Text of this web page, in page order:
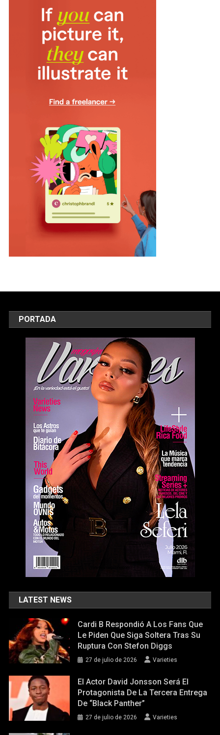
PORTADA
LATEST NEWS
Cardi B Respondió A Los Fans Que
Le Piden Que Siga Soltera Tras Su
Ruptura Con Stefon Diggs
27 de julio de 2026 Varieties
El Actor David Jonsson Será El
Protagonista De La Tercera Entrega
De “Black Panther”
27 de julio de 2026 Varieties